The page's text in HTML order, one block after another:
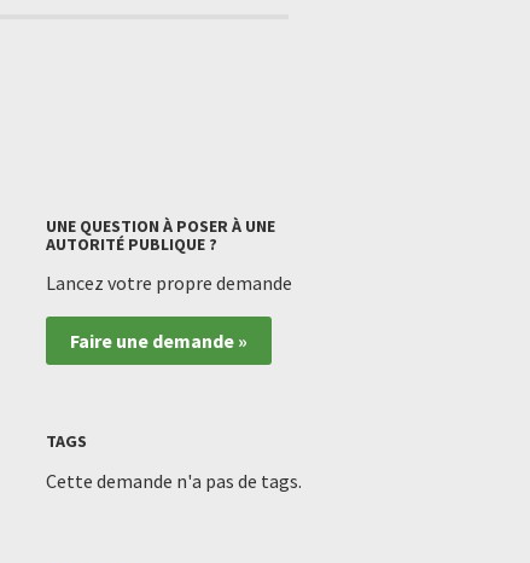
UNE QUESTION À POSER À UNE
AUTORITÉ PUBLIQUE ?
Lancez votre propre demande
Faire une demande »
TAGS
Cette demande n'a pas de tags.